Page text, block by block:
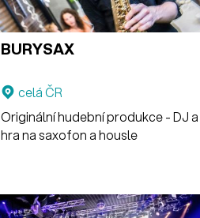
BURYSAX
celá ČR
Originální hudební produkce - DJ a
hra na saxofon a housle